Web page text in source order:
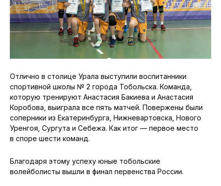
Отлично в столице Урала выступили воспитанники
спортивной школы № 2 города Тобольска. Команда,
которую тренируют Анастасия Бакиева и Анастасия
Коробова, выиграла все пять матчей. Повержены были
соперники из Екатеринбурга, Нижневартовска, Нового
Уренгоя, Сургута и Себежа. Как итог — первое место
в споре шести команд.
Благодаря этому успеху юные тобольские
волейболисты вышли в финал первенства России.